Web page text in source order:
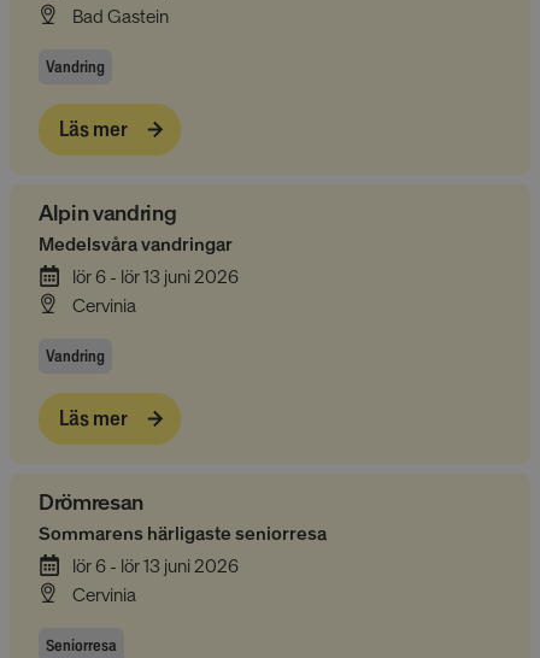
Bad Gastein
Vandring
Läs mer
Alpin vandring
Medelsvåra vandringar
lör 6 - lör 13 juni 2026
Cervinia
Vandring
Läs mer
Drömresan
Sommarens härligaste seniorresa
lör 6 - lör 13 juni 2026
Cervinia
Seniorresa